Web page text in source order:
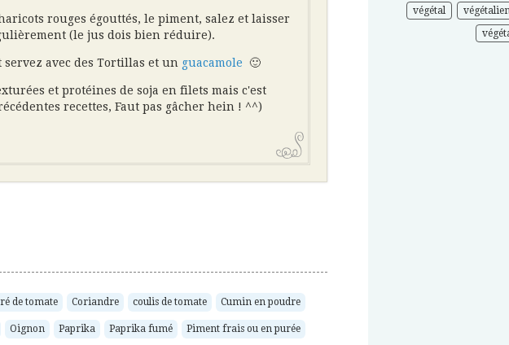
rouges égouttés, le piment, salez et laisser
(le jus dois bien réduire).
avec des Tortillas et un guacamole 🙂
et protéines de soja en filets mais c'est
recettes, Faut pas gâcher hein ! ^^)
de tomate Coriandre coulis de tomate Cumin en poudre
Oignon Paprika Paprika fumé Piment frais ou en purée
végétal